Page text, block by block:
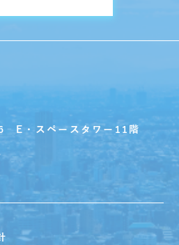
E・スペースタワー11階